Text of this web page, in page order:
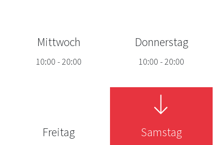
Mittwoch
10:00 -20:00
Donnerstag
10:00 -20:00
Freitag Samstag